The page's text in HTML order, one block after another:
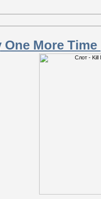
More Time